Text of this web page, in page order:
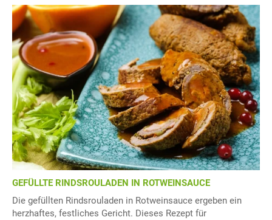
GEFÜLLTE RINDSROULADEN IN ROTWEINSAUCE
Die gefüllten Rindsrouladen in Rotweinsauce ergeben ein
herzhaftes, festliches Gericht. Dieses Rezept für